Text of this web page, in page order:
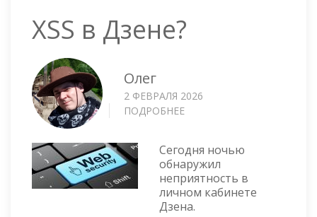
XSS в Дзене?
Олег
2 ФЕВРАЛЯ 2026
ПОДРОБНЕЕ
ДЗЕНЕ?
Сегодня ночью
обнаружил
неприятность в
личном кабинете
Дзена.